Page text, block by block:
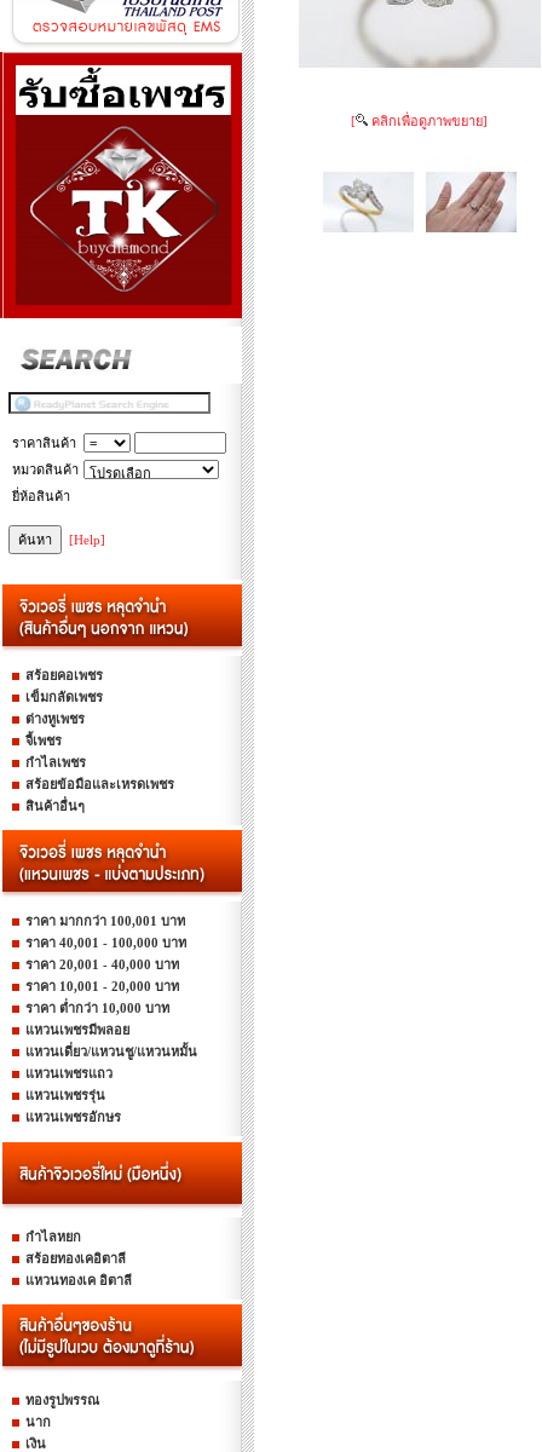
ราคาสินค้า
หมวดสินค้า
ยี่ห้อสินค้า
[Help]
สร้อยคอเพชร
เข็มกลัดเพชร
ต่างหูเพชร
จี้เพชร
กำไลเพชร
สร้อยข้อมือและเหรดเพชร
สินค้าอื่นๆ
ราคา มากกว่า 100,001 บาท
ราคา 40,001 - 100,000 บาท
ราคา 20,001 - 40,000 บาท
ราคา 10,001 - 20,000 บาท
ราคา ต่ำกว่า 10,000 บาท
แหวนเพชรมีพลอย
แหวนเดี่ยว/แหวนชู/แหวนหมั้น
แหวนเพชรแถว
แหวนเพชรรุ่น
แหวนเพชรอักษร
กำไลหยก
สร้อยทองเคอิตาลี
แหวนทองเค อิตาลี
ทองรูปพรรณ
นาก
เงิน
[ คลิกเพื่อดูภาพขยาย]